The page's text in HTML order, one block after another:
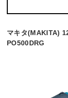
マキタ(MAKITA)
PO500DRG